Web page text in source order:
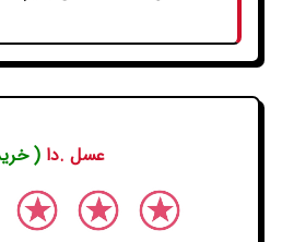
عسل .دا(